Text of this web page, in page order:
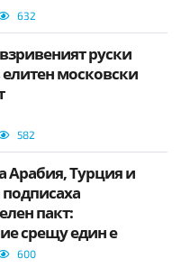
632
руски
елитен московски
582
Арабия, Турция и
пакт:
срещу един е
срещу всички“
600